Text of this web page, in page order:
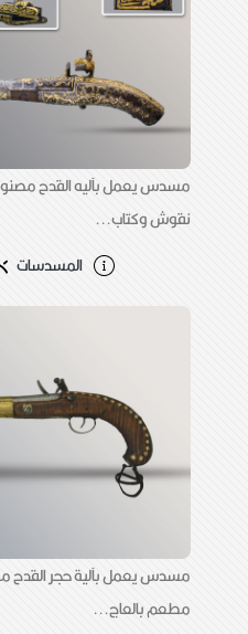
مسدس يعمل بآليه القدح
نقوش وكتاب...
المسدسات
مسدس يعمل بآلية حجر القدح
مطعم بالعاج...